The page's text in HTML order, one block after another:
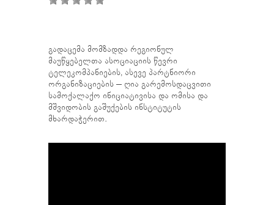
გადაცემა მომზადდა რეგიონულ
მაუწყებელთა ასოციაციის წევრი
ტელეკომპანიების, ასევე პარტნიორი
ორგანიზაციების – ღია გარემოსდაცვითი
სამოქალაქო ინიციატივისა და ომისა და
მშვიდობის გაშუქების ინსტიტუტის
მხარდაჭერით.